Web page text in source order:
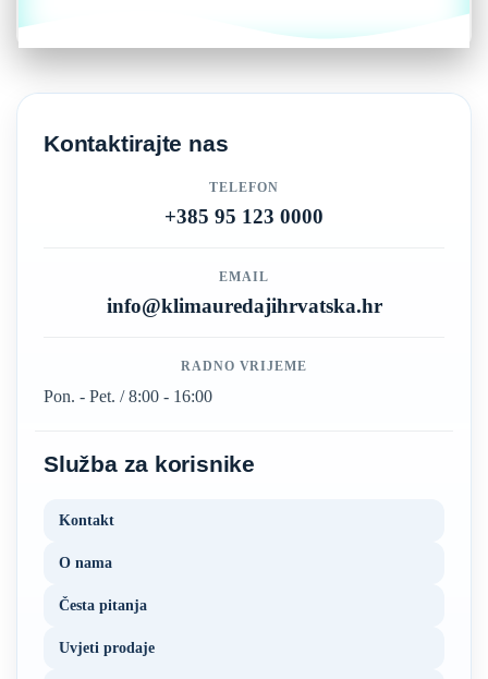
Kontaktirajte nas
TELEFON
+385 95 123 0000
EMAIL
info@klimauredajihrvatska.hr
RADNO VRIJEME
Pon. - Pet. / 8:00 - 16:00
Služba za korisnike
Kontakt
O nama
Česta pitanja
Uvjeti prodaje